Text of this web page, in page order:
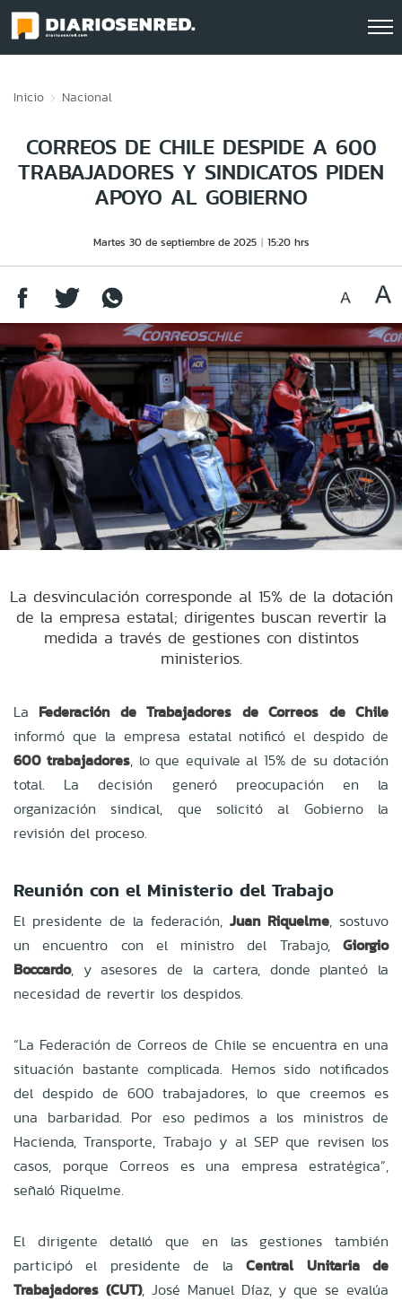
Inicio Nacional
CORREOS DE CHILE DESPIDE A 600
TRABAJADORES Y SINDICATOS PIDEN
APOYO AL GOBIERNO
Martes 30 de septiembre de 2025 15:20 hrs
La desvinculación corresponde al 15% de la dotación
de la empresa estatal; dirigentes buscan revertir la
medida a través de gestiones con distintos
ministerios.
La Federación de Trabajadores de Correos de Chile
informó que la empresa estatal notificó el despido de
600 trabajadores, lo que equivale al 15% de su dotación
total. La decisión generó preocupación en la
organización sindical, que solicitó al Gobierno la
revisión del proceso.
Reunión con el Ministerio del Trabajo
El presidente de la federación, Juan Riquelme, sostuvo
un encuentro con el ministro del Trabajo, Giorgio
Boccardo, y asesores de la cartera, donde planteó la
necesidad de revertir los despidos.
“La Federación de Correos de Chile se encuentra en una
situación bastante complicada. Hemos sido notificados
del despido de 600 trabajadores, lo que creemos es
una barbaridad. Por eso pedimos a los ministros de
Hacienda, Transporte, Trabajo y al SEP que revisen los
casos, porque Correos es una empresa estratégica”,
señaló Riquelme.
El dirigente detalló que en las gestiones también
participó el presidente de laCentral Unitaria de
Trabajadores (CUT), José Manuel Díaz, y que se evalúa